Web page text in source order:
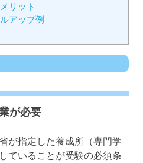
リット
アップ例
が必要
が指定した養成所（専門学
ていることが受験の必須条